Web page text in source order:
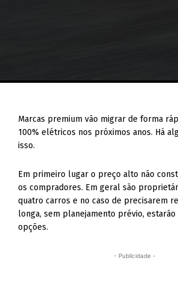
Marcas premium vão migrar de forma
100% elétricos nos próximos anos. Há
isso.
Em primeiro lugar o preço alto não
os compradores. Em geral são
quatro carros e no caso de precisarem
longa, sem planejamento prévio,
opções.
- Publicidade -